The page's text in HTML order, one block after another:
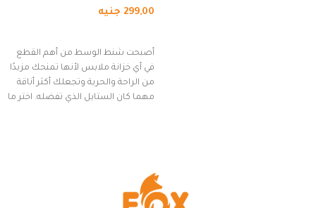
(رمادي)
299,00 جنيه
أصبحت شنط الوسط من أهم القطع
في أي خزانة ملابس لأنها تمنحك مزيدًا
من الراحة والحرية وتجعلك أكثر أناقة
مهما كان الستايل الذي تفضله. اختر ما